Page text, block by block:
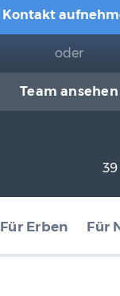
Kontakt
oder
Team ansehen
Für Erben Für